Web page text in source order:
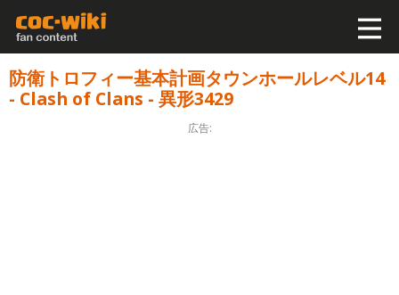
防衛トロフィー基本計画タウンホールレベル14
- Clash of Clans - 異形3429
広告: